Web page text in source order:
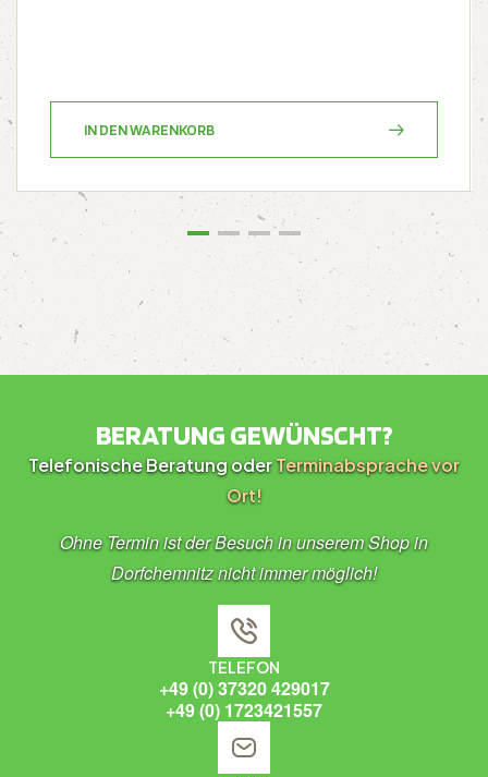
IN DEN WARENKORB
BERATUNG GEWÜNSCHT?
Telefonische Beratung oderTerminabsprache vor
Ort!
Ohne Termin ist der Besuch in unserem Shop in
Dorfchemnitz nicht immer möglich!
TELEFON
+49 (0) 37320 429017
+49 (0) 1723421557